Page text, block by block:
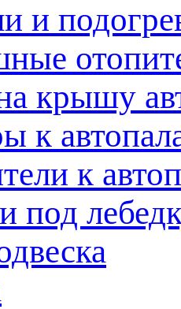
и
крышу
к
к
под